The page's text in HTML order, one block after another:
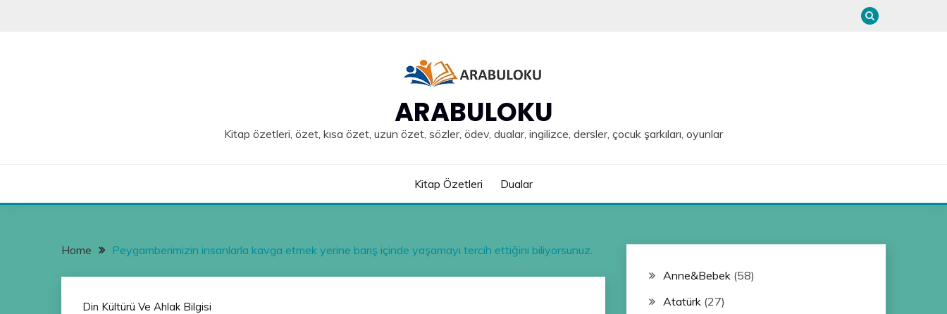
ARABULOKU
Kitap özetleri, özet, kısa özet, uzun özet, sözler, ödev, dualar, ingilizce, dersler, çocuk şarkıları, oyunlar
Kitap Özetleri Dualar
Home Peygamberimizin insanlarla kavga etmek yerine barış içinde yaşamayı tercih ettiğini biliyorsunuz.
Din Kültürü Ve Ahlak Bilgisi
Anne&Bebek(58)
Atatürk(27)